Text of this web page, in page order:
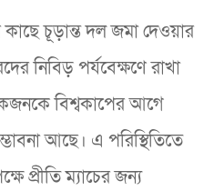
কাছে চূড়ান্ত দল জমা দেওয়ার
নিবিড় পর্যবেক্ষণে রাখা
বিশ্বকাপের আগে
আছে। এ পরিস্থিতিতে
প্রীতি ম্যাচের জন্য